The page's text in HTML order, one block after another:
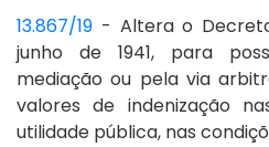
13.867/19 - Altera o
junho de 1941, para
mediação ou pela via
valores de indenização
utilidade pública, nas